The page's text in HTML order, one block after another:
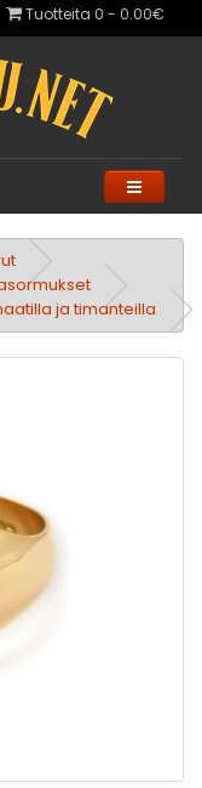
Tuotteita 0 - 0.00€
ja timanteilla